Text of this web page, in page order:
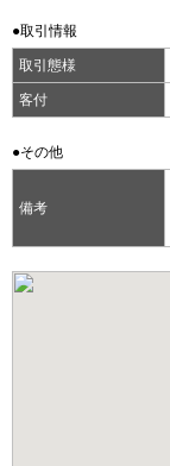
●取引情報
取引態様
客付
●その他
備考